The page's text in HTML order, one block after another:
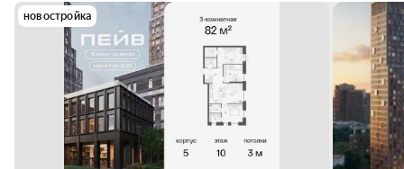
новостройка